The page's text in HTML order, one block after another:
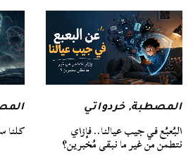
المصطبة,خردواتي
البُعبُع في جيب عيالنا.. فإزاي
نتطمن من غير ما نبقى مُخبرين؟
كلنا